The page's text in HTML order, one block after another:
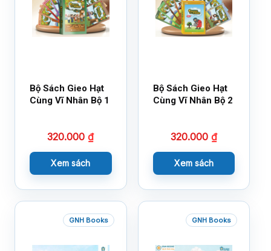
Bộ Sách Gieo Hạt
Cùng Vĩ Nhân Bộ 1
320.000₫
Xem sách
Bộ Sách Gieo Hạt
Cùng Vĩ Nhân Bộ 2
320.000 ₫
Xem sách
GNH Books GNH Books